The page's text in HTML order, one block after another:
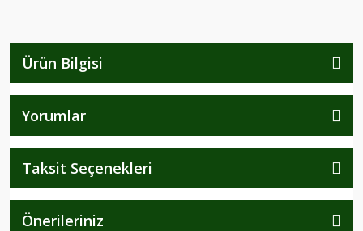
Ürün Bilgisi
Yorumlar
Taksit Seçenekleri
Önerileriniz